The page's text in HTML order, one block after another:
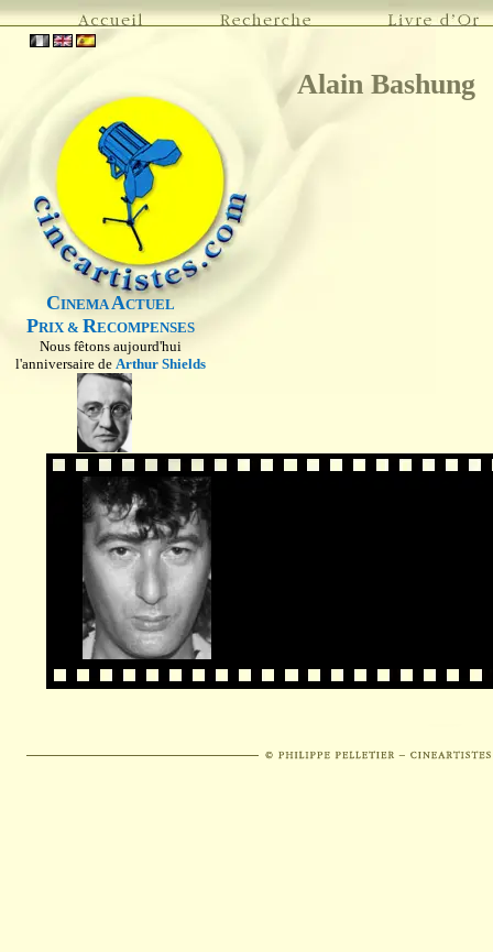
CINEMAACTUEL
PRIX & RECOMPENSES
Nous fêtons aujourd'hui
l'anniversaire de Arthur Shields
Alain Bashung